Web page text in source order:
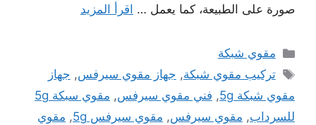
صورة على الطبيعة، كما يعمل … اقرأ المزيد
التصنيفات
مقوي شبكة
الوسوم
تركيب مقوي شبكة, جهاز مقوي سيرفس, جهاز
مقوي شبكة 5g
, فني مقوي سيرفس,
مقوي سبكة 5g
للسرداب, مقوي سيرفس, مقوي سيرفس 5g , مقوي